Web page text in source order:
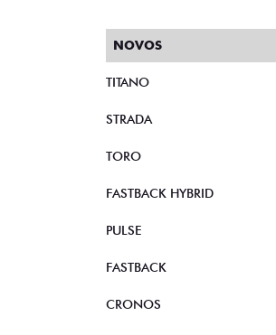
NOVOS
TITANO
STRADA
TORO
FASTBACK HYBRID
PULSE
FASTBACK
CRONOS